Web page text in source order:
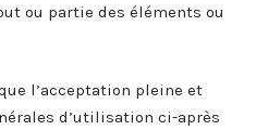
ou partie des éléments ou
l’acceptation pleine et
d’utilisation ci-après